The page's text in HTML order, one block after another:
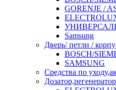
GORENJE /
Samsung
Дверь/ петли /
BOSCH/
SAMSUNG
Средства по